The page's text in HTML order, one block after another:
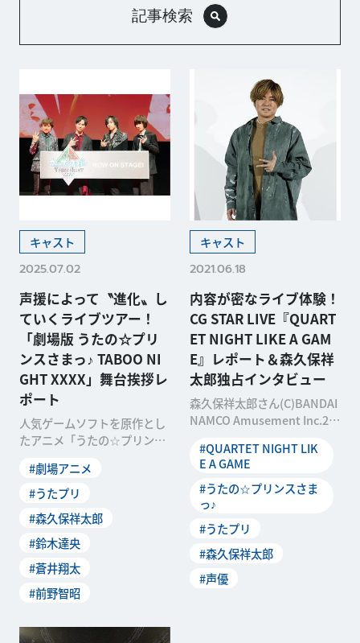
記事検索
キャスト
2025.07.02
声援によって〝進化〟し
ていくライブツアー！
「劇場版 うたの☆プリ
ンスさまっ♪ TABOO NI
GHT XXXX」舞台挨拶レ
ポート
人気ゲームソフトを原作とし
たアニメ「うたの☆プリンス
ズの劇場版最新作『劇場版 う
たの☆プリンスさまっ♪ TABO
蘭丸、藍、カミュの4人から
なるQUARTET NIGHTの...
#劇場アニメ
#うたプリ
#森久保祥太郎
#鈴木達央
#蒼井翔太
#前野智昭
キャスト
2021.06.18
内容が密なライブ体験！
CG STAR LIVE『QUART
ET NIGHT LIKE A GAM
E』レポート＆森久保祥
太郎独占インタビュー
森久保祥太郎さん(C)BANDAI
NAMCO Amusement Inc.20
#QUARTET NIGHT LIK
E A GAME
#うたの☆プリンスさま
っ♪
#うたプリ
#森久保祥太郎
#声優